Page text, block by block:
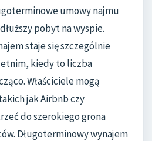
umowy najmu
pobyt na wyspie.
staje się szczególnie
kiedy to liczba
Właściciele mogą
jak Airbnb czy
do szerokiego grona
Długoterminowy wynajem